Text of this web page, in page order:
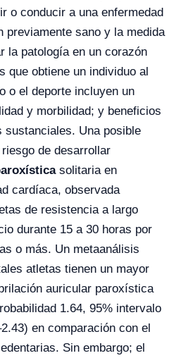
o conducir a una enfermedad
previamente sano y la medida
la patología en un corazón
que obtiene un individuo al
o el deporte incluyen un
y morbilidad; y beneficios
Una posible
de desarrollar
solitaria en
cardíaca, observada
de resistencia a largo
durante 15 a 30 horas por
o más. Un metaanálisis
atletas tienen un mayor
auricular paroxística
1.64, 95% intervalo
en comparación con el
Sin embargo; el